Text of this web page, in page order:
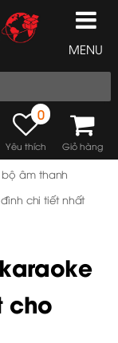
MENU
0
Yêu thích Giỏ hàng
âm thanh
chi tiết nhất
cho